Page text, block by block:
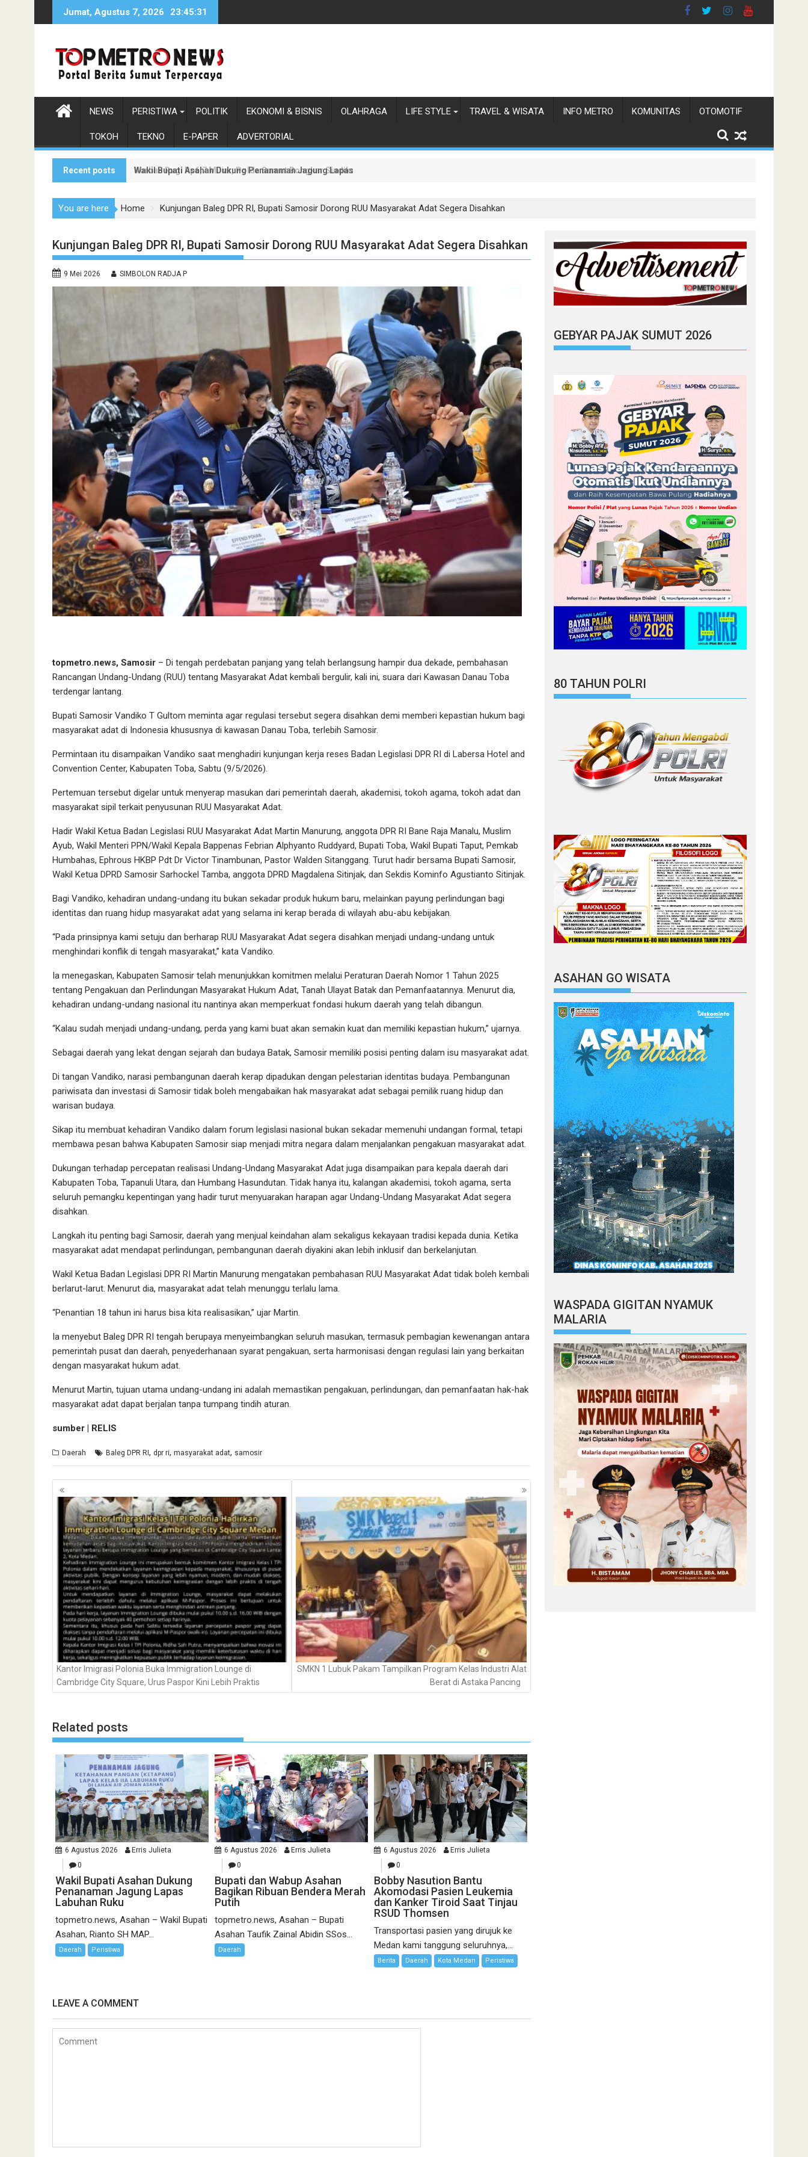
Jumat, Agustus 7, 2026 23:45:32
NEWS PERISTIWA POLITIK EKONOMI & BISNIS OLAHRAGA LIFE STYLE TRAVEL & WISATA INFO METRO KOMUNITAS OTOMOTIF
TOKOH TEKNO E-PAPER ADVERTORIAL
Recent posts Korban Rugi Rp6,7 Miliar, Polda Sumut Bongkar Sindikat Scamming Internasional di Apartemen Medan
Wakil Bupati Asahan Dukung Penanaman Jagung Lapas Labuhan Ruku
You are here Home Kunjungan Baleg DPR RI, Bupati Samosir Dorong RUU Masyarakat Adat Segera Disahkan
Kunjungan Baleg DPR RI, Bupati Samosir Dorong RUU Masyarakat Adat Segera Disahkan
9 Mei 2026 SIMBOLON RADJA P
topmetro.news, Samosir – Di tengah perdebatan panjang yang telah berlangsung hampir dua dekade, pembahasan
Rancangan Undang-Undang (RUU) tentang Masyarakat Adat kembali bergulir, kali ini, suara dari Kawasan Danau Toba
terdengar lantang.
Bupati Samosir Vandiko T Gultom meminta agar regulasi tersebut segera disahkan demi memberi kepastian hukum bagi
masyarakat adat di Indonesia khususnya di kawasan Danau Toba, terlebih Samosir.
Permintaan itu disampaikan Vandiko saat menghadiri kunjungan kerja reses Badan Legislasi DPR RI di Labersa Hotel and
Convention Center, Kabupaten Toba, Sabtu (9/5/2026).
Pertemuan tersebut digelar untuk menyerap masukan dari pemerintah daerah, akademisi, tokoh agama, tokoh adat dan
masyarakat sipil terkait penyusunan RUU Masyarakat Adat.
Hadir Wakil Ketua Badan Legislasi RUU Masyarakat Adat Martin Manurung, anggota DPR RI Bane Raja Manalu, Muslim
Ayub, Wakil Menteri PPN/Wakil Kepala Bappenas Febrian Alphyanto Ruddyard, Bupati Toba, Wakil Bupati Taput, Pemkab
Humbahas, Ephrous HKBP Pdt Dr Victor Tinambunan, Pastor Walden Sitanggang. Turut hadir bersama Bupati Samosir,
Wakil Ketua DPRD Samosir Sarhockel Tamba, anggota DPRD Magdalena Sitinjak, dan Sekdis Kominfo Agustianto Sitinjak.
Bagi Vandiko, kehadiran undang-undang itu bukan sekadar produk hukum baru, melainkan payung perlindungan bagi
identitas dan ruang hidup masyarakat adat yang selama ini kerap berada di wilayah abu-abu kebijakan.
“Pada prinsipnya kami setuju dan berharap RUU Masyarakat Adat segera disahkan menjadi undang-undang untuk
menghindari konflik di tengah masyarakat,” kata Vandiko.
Ia menegaskan, Kabupaten Samosir telah menunjukkan komitmen melalui Peraturan Daerah Nomor 1 Tahun 2025
tentang Pengakuan dan Perlindungan Masyarakat Hukum Adat, Tanah Ulayat Batak dan Pemanfaatannya. Menurut dia,
kehadiran undang-undang nasional itu nantinya akan memperkuat fondasi hukum daerah yang telah dibangun.
“Kalau sudah menjadi undang-undang, perda yang kami buat akan semakin kuat dan memiliki kepastian hukum,” ujarnya.
Sebagai daerah yang lekat dengan sejarah dan budaya Batak, Samosir memiliki posisi penting dalam isu masyarakat adat.
Di tangan Vandiko, narasi pembangunan daerah kerap dipadukan dengan pelestarian identitas budaya. Pembangunan
pariwisata dan investasi di Samosir tidak boleh mengabaikan hak masyarakat adat sebagai pemilik ruang hidup dan
warisan budaya.
Sikap itu membuat kehadiran Vandiko dalam forum legislasi nasional bukan sekadar memenuhi undangan formal, tetapi
membawa pesan bahwa Kabupaten Samosir siap menjadi mitra negara dalam menjalankan pengakuan masyarakat adat.
Dukungan terhadap percepatan realisasi Undang-Undang Masyarakat Adat juga disampaikan para kepala daerah dari
Kabupaten Toba, Tapanuli Utara, dan Humbang Hasundutan. Tidak hanya itu, kalangan akademisi, tokoh agama, serta
seluruh pemangku kepentingan yang hadir turut menyuarakan harapan agar Undang-Undang Masyarakat Adat segera
disahkan.
Langkah itu penting bagi Samosir, daerah yang menjual keindahan alam sekaligus kekayaan tradisi kepada dunia. Ketika
masyarakat adat mendapat perlindungan, pembangunan daerah diyakini akan lebih inklusif dan berkelanjutan.
Wakil Ketua Badan Legislasi DPR RI Martin Manurung mengatakan pembahasan RUU Masyarakat Adat tidak boleh kembali
berlarut-larut. Menurut dia, masyarakat adat telah menunggu terlalu lama.
“Penantian 18 tahun ini harus bisa kita realisasikan,” ujar Martin.
Ia menyebut Baleg DPR RI tengah berupaya menyeimbangkan seluruh masukan, termasuk pembagian kewenangan antara
pemerintah pusat dan daerah, penyederhanaan syarat pengakuan, serta harmonisasi dengan regulasi lain yang berkaitan
dengan masyarakat hukum adat.
Menurut Martin, tujuan utama undang-undang ini adalah memastikan pengakuan, perlindungan, dan pemanfaatan hak-hak
masyarakat adat dapat berjalan tanpa tumpang tindih aturan.
sumber | RELIS
Daerah Baleg DPR RI , dpr ri, masyarakat adat, samosir
Navigasi
pos
Kantor Imigrasi Polonia Buka Immigration Lounge di
Cambridge City Square, Urus Paspor Kini Lebih Praktis
SMKN 1 Lubuk Pakam Tampilkan Program Kelas Industri Alat
Berat di Astaka Pancing
Related posts
6 Agustus 2026
Erris Julieta
0
Wakil Bupati Asahan Dukung
Penanaman Jagung Lapas
Labuhan Ruku
topmetro.news, Asahan – Wakil Bupati
Asahan, Rianto SH MAP...
Daerah Peristiwa
6 Agustus 2026
Erris Julieta
0
Bupati dan Wabup Asahan
Bagikan Ribuan Bendera Merah
Putih
topmetro.news, Asahan – Bupati
Asahan Taufik Zainal Abidin SSos...
Daerah
6 Agustus 2026
Erris Julieta
0
Bobby Nasution Bantu
Akomodasi Pasien Leukemia
dan Kanker Tiroid Saat Tinjau
RSUD Thomsen
Transportasi pasien yang dirujuk ke
Medan kami tanggung seluruhnya,...
Berita Daerah Kota Medan Peristiwa
LEAVE A COMMENT
GEBYAR PAJAK SUMUT 2026
80 TAHUN POLRI
ASAHAN GO WISATA
WASPADA GIGITAN NYAMUK
MALARIA